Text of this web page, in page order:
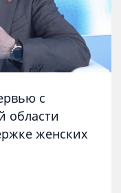
с
области
женских